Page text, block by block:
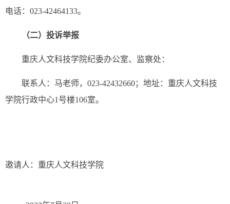
电话：023-42464133。
（二）投诉举报
重庆人文科技学院纪委办公室、监察处：
联系人：马老师，023-42432660；地址：重庆人文科技
学院行政中心1号楼106室。
邀请人：重庆人文科技学院